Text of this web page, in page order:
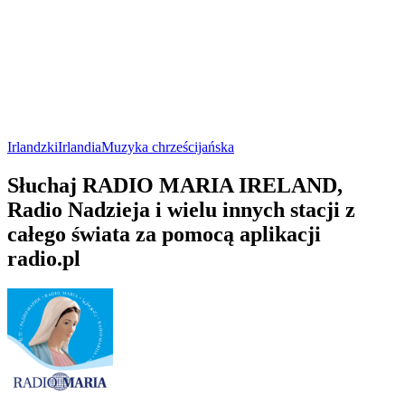
IrlandzkiIrlandiaMuzyka chrześcijańska
Słuchaj RADIO MARIA IRELAND,
Radio Nadzieja i wielu innych stacji z
całego świata za pomocą aplikacji
radio.pl